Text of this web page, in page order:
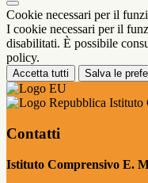
Cookie necessari per il
I cookie necessari per il
disabilitati. È possibile
policy.
Accetta tutti Salva le
Istituto
Contatti
Istituto Comprensivo E.